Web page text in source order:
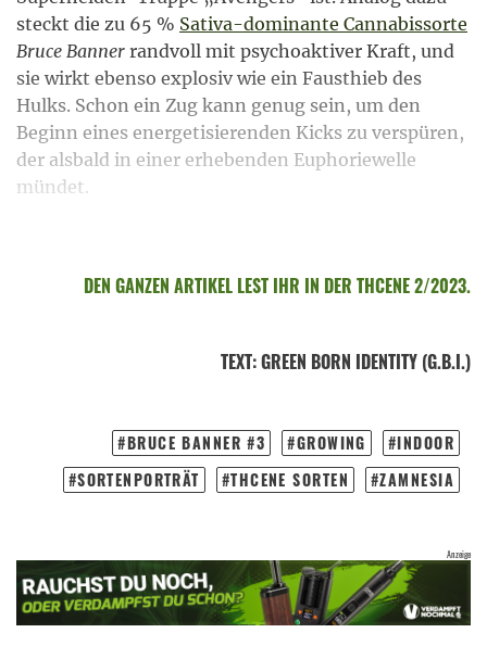
steckt die zu 65 % Sativa-dominante Cannabissorte
Bruce Banner randvoll mit psychoaktiver Kraft, und
sie wirkt ebenso explosiv wie ein Fausthieb des
Hulks. Schon ein Zug kann genug sein, um den
Beginn eines energetisierenden Kicks zu verspüren,
der alsbald in einer erhebenden Euphoriewelle
mündet.
DEN GANZEN ARTIKEL LEST IHR IN DER THCENE 2/2023.
TEXT:GREEN BORN IDENTITY (G.B.I.)
BRUCE BANNER #3 GROWING
INDOOR
SORTENPORTRÄT
THCENE SORTEN ZAMNESIA